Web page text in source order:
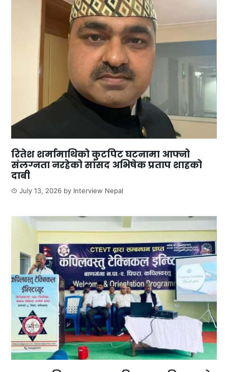
रितेश शर्मामाथिको कुटपिट घटनामा आफ्नो
संलग्नता नरहेको सांसद अभिषेक प्रताप शाहको
दाबी
July 13, 2026 by Interview Nepal